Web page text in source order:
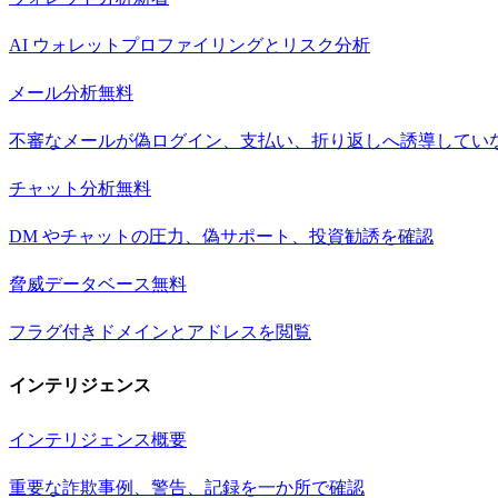
AI ウォレットプロファイリングとリスク分析
メール分析無料
不審なメールが偽ログイン、支払い、折り返しへ誘導してい
チャット分析無料
DM やチャットの圧力、偽サポート、投資勧誘を確認
脅威データベース無料
フラグ付きドメインとアドレスを閲覧
インテリジェンス
インテリジェンス概要
重要な詐欺事例、警告、記録を一か所で確認